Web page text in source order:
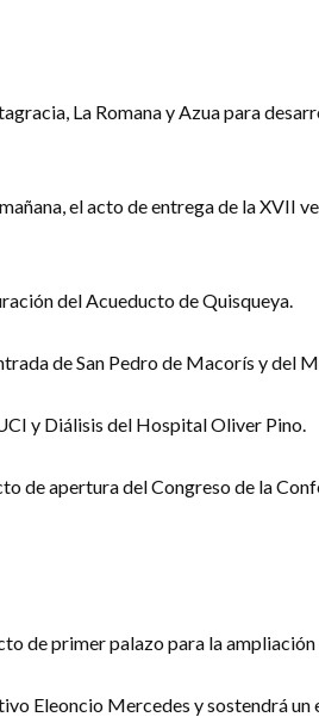
La Romana y Azua para
el acto de entrega de la XVII
del Acueducto de Quisqueya.
de San Pedro de Macorís y del
y Diálisis del Hospital Oliver Pino.
de apertura del Congreso de la
de primer palazo para la ampliación
Eleoncio Mercedes y sostendrá un